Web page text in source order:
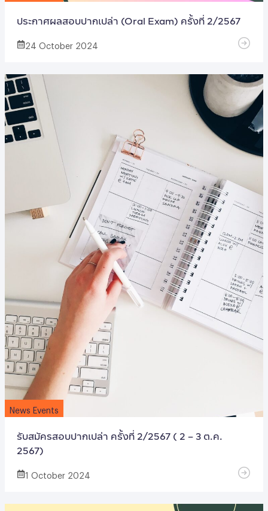
ประกาศผลสอบปากเปล่า (Oral Exam) ครั้งที่ 2/2567
24 October 2024
News Events
รับสมัครสอบปากเปล่า ครั้งที่ 2/2567 ( 2 – 3 ต.ค.
2567)
1 October 2024